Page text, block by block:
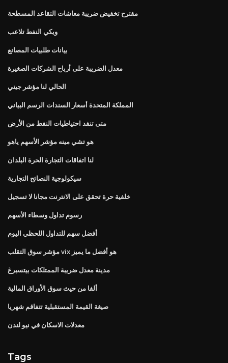
مقترح تخفيض ضريبة معاشات التقاعد المسطحة
ويكي النفط تلاعب
بيانات طلبيات المصانع
معدل الضريبة على أرباح الشركات الصغيرة
الحالي لنا مؤشر جيني
المملكة المتحدة أسعار السندات الرسم البياني
متى تنفد احتياطيات النفط من الأرض
هو تشي مينه مؤشر الأسهم ياهو
لنا اتفاقات التجارة الحرة البلدان
سيكولوجية النصائح التجارية
خلفية حرة تحقق على الانترنت مجانا لا تسجيل
رسوم تداول وسطاء الأسهم
أفضل سهم للتداول اللحظي اليوم
مؤشر سوق التقلب vix هو أفضل ما يميز
مدينة معدل ضريبة الممتلكات بيتسبرغ
ألفا من حيث سوق الأوراق المالية
صيغة القيمة المستقبلية تتفاقم شهريا
معدلات الاسكان في نيو لندن
Tags